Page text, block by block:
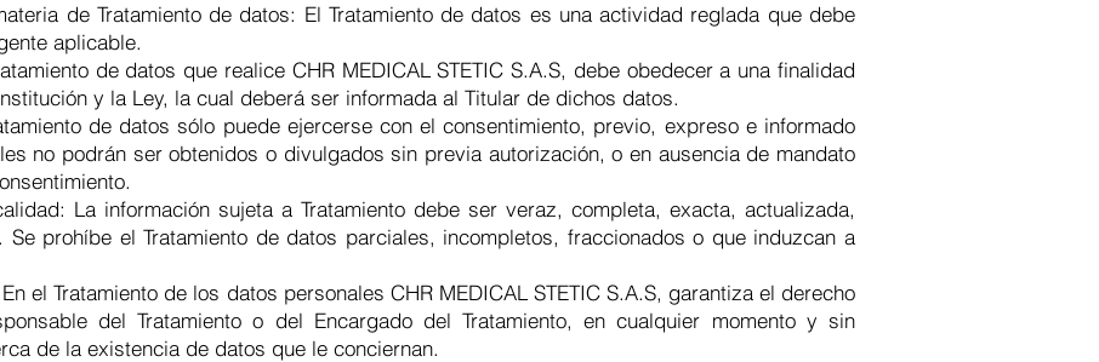
de Tratamiento de datos: El Tratamiento de datos es una actividad reglada que debe
aplicable.
de datos que realice CHR MEDICAL STETIC S.A.S, debe obedecer a una finalidad
y la Ley, la cual deberá ser informada al Titular de dichos datos.
de datos sólo puede ejercerse con el consentimiento, previo, expreso e informado
no podrán ser obtenidos o divulgados sin previa autorización, o en ausencia de mandato
La información sujeta a Tratamiento debe ser veraz, completa, exacta, actualizada,
prohíbe el Tratamiento de datos parciales, incompletos, fraccionados o que induzcan a
el Tratamiento de los datos personales CHR MEDICAL STETIC S.A.S, garantiza el derecho
del Tratamiento o del Encargado del Tratamiento, en cualquier momento y sin
de la existencia de datos que le conciernan.